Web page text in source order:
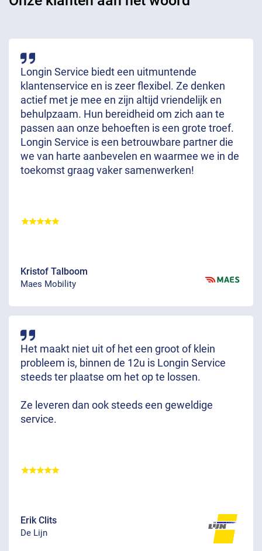
Longin Service biedt een uitmuntende
klantenservice en is zeer flexibel. Ze denken
actief met je mee en zijn altijd vriendelijk en
behulpzaam. Hun bereidheid om zich aan te
passen aan onze behoeften is een grote troef.
Longin Service is een betrouwbare partner die
we van harte aanbevelen en waarmee we in de
toekomst graag vaker samenwerken!
Kristof Talboom
Maes Mobility
Het maakt niet uit of het een groot of klein
probleem is, binnen de 12u is Longin Service
steeds ter plaatse om het op te lossen.
Ze leveren dan ook steeds een geweldige
service.
Erik Clits
De Lijn